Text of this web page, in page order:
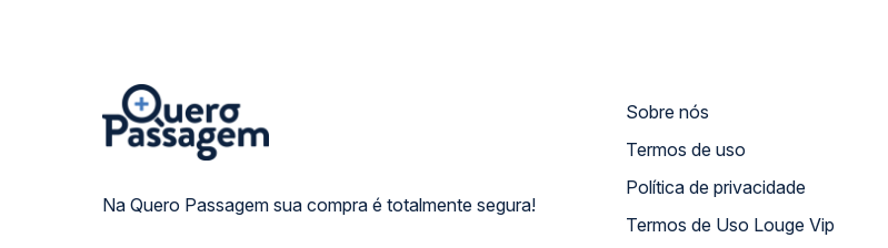
Na Quero Passagem sua compra é totalmente segura!
Sobre nós
Termos de uso
Política de privacidade
Termos de Uso Louge Vip